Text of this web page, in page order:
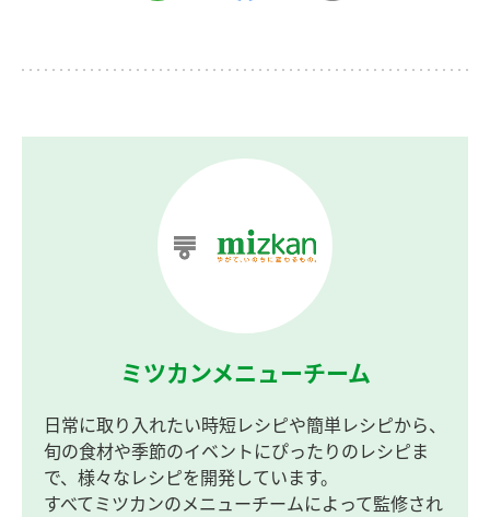
ミツカンメニューチーム
日常に取り入れたい時短レシピや簡単レシピから、
旬の食材や季節のイベントにぴったりのレシピま
で、様々なレシピを開発しています。
すべてミツカンのメニューチームによって監修され